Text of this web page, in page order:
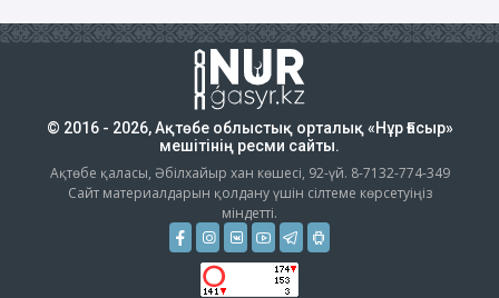
© 2016 - 2026, Ақтөбе облыстық орталық «Нұр Ғасыр»
мешітінің ресми сайты.
Ақтөбе қаласы, Әбілхайыр хан көшесі, 92-үй. 8-7132-774-349
Сайт материалдарын қолдану үшін сілтеме көрсетуіңіз
міндетті.